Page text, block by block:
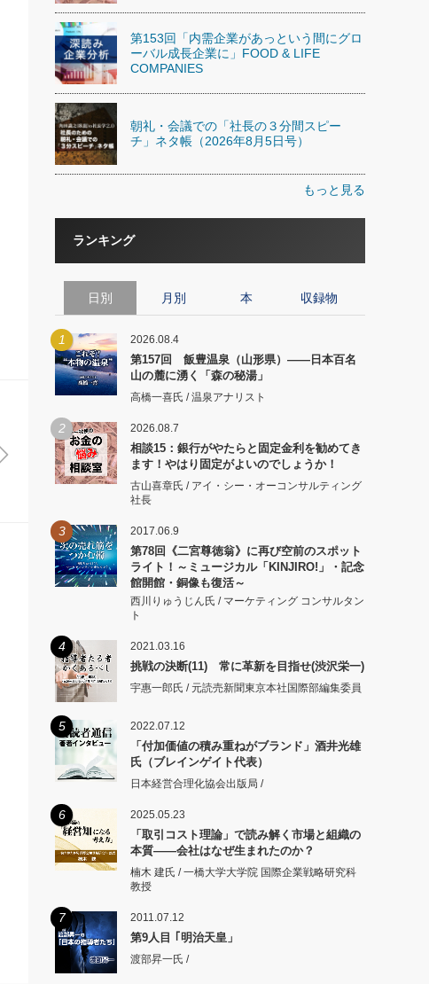
第153回「内需企業があっという間にグロ
ーバル成長企業に」FOOD & LIFE
COMPANIES
朝礼・会議での「社長の３分間スピー
チ」ネタ帳（2026年8月5日号）
もっと見る
ランキング
日別 月別 本 収録物
1 2026.08.4
第157回 飯豊温泉（山形県）――日本百名
山の麓に湧く「森の秘湯」
高橋一喜氏 / 温泉アナリスト
2 2026.08.7
相談15：銀行がやたらと固定金利を勧めてき
ます！やはり固定がよいのでしょうか！
古山喜章氏 / アイ・シー・オーコンサルティング
社長
3 2017.06.9
第78回《二宮尊徳翁》に再び空前のスポット
ライト！～ミュージカル「KINJIRO!」・記念
館開館・銅像も復活～
西川りゅうじん氏 / マーケティング コンサルタン
ト
4 2021.03.16
挑戦の決断(11) 常に革新を目指せ(渋沢栄一)
宇惠一郎氏 / 元読売新聞東京本社国際部編集委員
5 2022.07.12
「付加価値の積み重ねがブランド」酒井光雄
氏（ブレインゲイト代表）
日本経営合理化協会出版局 /
6 2025.05.23
「取引コスト理論」で読み解く市場と組織の
本質――会社はなぜ生まれたのか？
楠木 建氏 / 一橋大学大学院 国際企業戦略研究科
教授
7 2011.07.12
第9人目 ｢明治天皇」
渡部昇一氏 /